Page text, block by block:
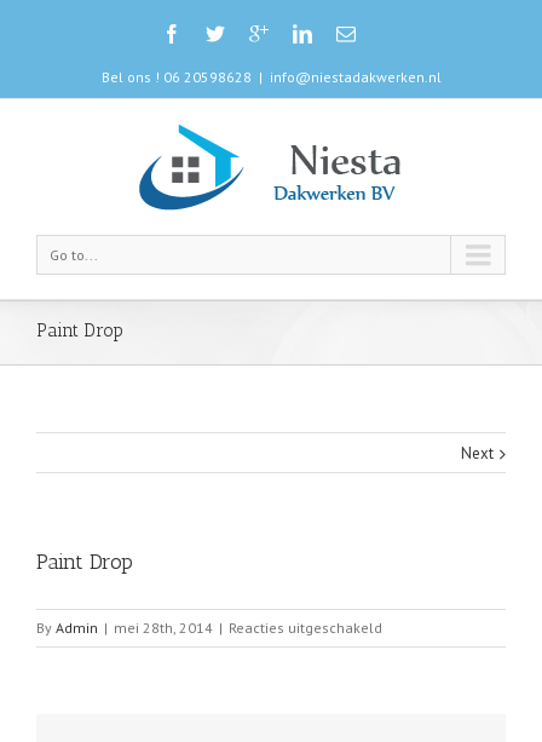
Bel ons ! 06 20598628 | info@niestadakwerken.nl
Go to...
Paint Drop
Next
Paint Drop
By Admin | mei 28th, 2014 | Reacties uitgeschakeld
Paint